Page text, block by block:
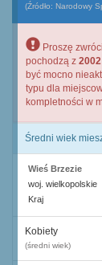
(Źródło: Narodowy
Proszę
pochodzą z 2002
być mocno
typu dla
kompletności w
Średni wiek
Wieś Brzezie
woj. wielkopolskie
Kraj
Kobiety
(średni wiek)